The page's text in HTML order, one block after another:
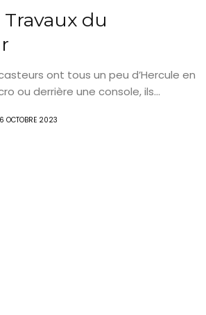
Travaux du
ont tous un peu d’Hercule en
ou derrière une console, ils...
6 OCTOBRE 2023